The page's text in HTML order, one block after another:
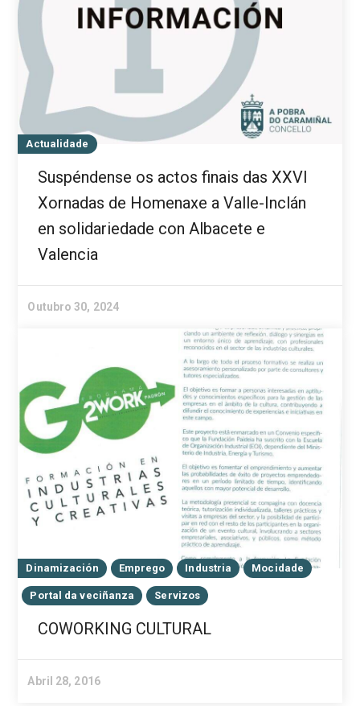
Actualidade
Suspéndense os actos finais das XXVI
Xornadas de Homenaxe a Valle-Inclán
en solidariedade con Albacete e
Valencia
Outubro 30, 2024
Dinamización Emprego Industria Mocidade
Portal da veciñanza Servizos
COWORKING CULTURAL
Abril 28, 2016